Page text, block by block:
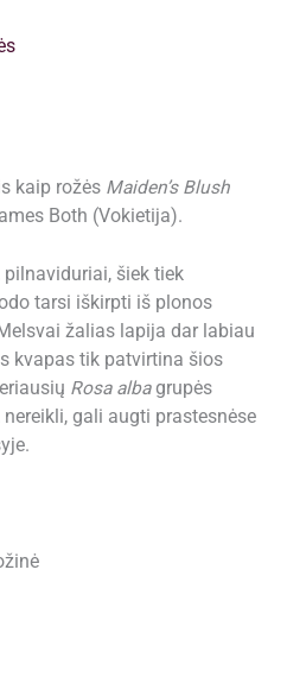
kaip rožės Maiden’s Blush
Both (Vokietija).
šiek tiek
tarsi iškirpti iš plonos
žalias lapija dar labiau
kvapas tik patvirtina šios
Rosa albagrupės
gali augti prastesnėse